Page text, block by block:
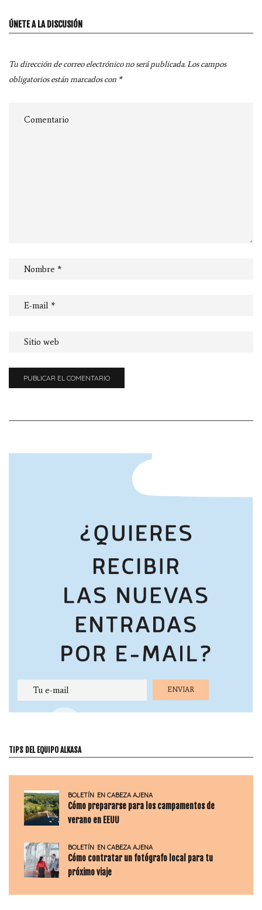
ÚNETE A LA DISCUSIÓN
Tu dirección de correo electrónico no será publicada.Los campos
obligatorios están marcados con *
TIPS DEL EQUIPO ALKASA
BOLETÍN EN CABEZA AJENA
Cómo prepararse para los campamentos de
verano en EEUU
BOLETÍN EN CABEZA AJENA
Cómo contratar un fotógrafo local para tu
próximo viaje